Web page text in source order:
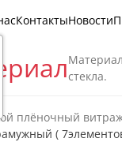
КонтактыНовости
стекла.
плёночный
(